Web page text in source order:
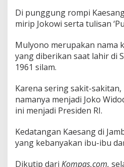
u
s
a
n
n
B
a
g
-
b
a
Di punggung rompi
mirip Jokowi serta tulisan
Mulyono merupakan nama
yang diberikan saat lahir di
1961 silam.
Karena sering sakit-sakitan,
namanya menjadi Joko
ini menjadi Presiden RI.
Kedatangan Kaesang di
yang kebanyakan ibu-ibu
Dikutip dari Kompas.com,